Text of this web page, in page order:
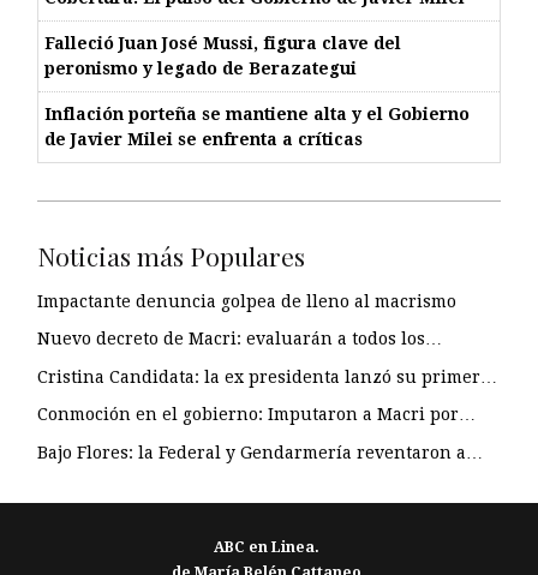
Falleció Juan José Mussi, figura clave del
peronismo y legado de Berazategui
Inflación porteña se mantiene alta y el Gobierno
de Javier Milei se enfrenta a críticas
Noticias más Populares
Impactante denuncia golpea de lleno al macrismo
Nuevo decreto de Macri: evaluarán a todos los…
Cristina Candidata: la ex presidenta lanzó su primer…
Conmoción en el gobierno: Imputaron a Macri por…
Bajo Flores: la Federal y Gendarmería reventaron a…
ABC en Linea.